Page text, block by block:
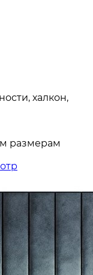
халкон,
размерам